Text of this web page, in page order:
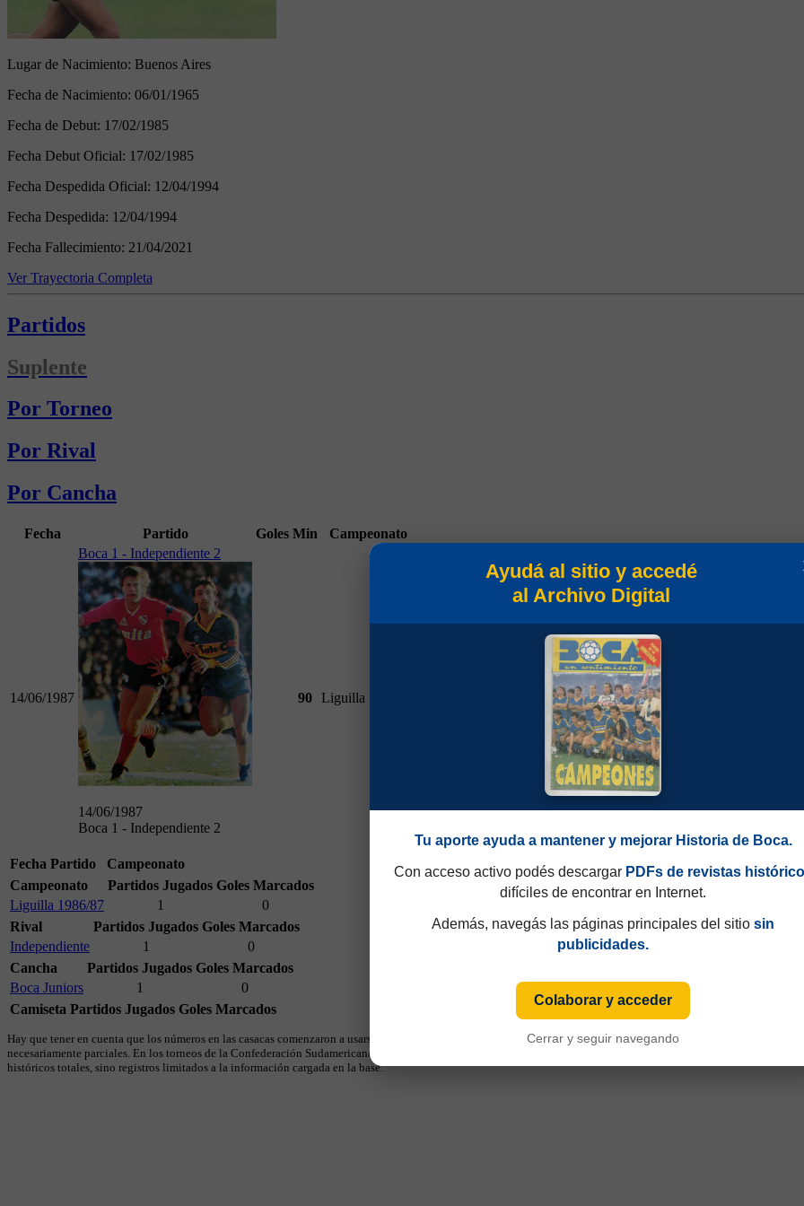
Lugar de Nacimiento: Buenos Aires
Fecha de Nacimiento: 06/01/1965
Fecha de Debut: 17/02/1985
Fecha Debut Oficial: 17/02/1985
Fecha Despedida Oficial: 12/04/1994
Fecha Despedida: 12/04/1994
Fecha Fallecimiento: 21/04/2021
Ver Trayectoria Completa
Partidos
Suplente
Por Torneo
Por Rival
Por Cancha
Fecha Partido Goles Min Campeonato
14/06/1987
Boca 1 - Independiente 2
14/06/1987
Boca 1 - Independiente 2
90 Liguilla 1986/87
Fecha Partido
Campeonato
Campeonato
Partidos Jugados Goles Marcados
Liguilla 1986/87
1
0
Rival
Partidos Jugados Goles Marcados
Independiente
1
0
Cancha
Partidos Jugados Goles Marcados
Boca Juniors
1
0
Camiseta Partidos Jugados Goles Marcados
Hay que tener en cuenta que los números en las casacas comenzaron a usarse en 1949 y que hasta 1997 eran consecutivos, no fijos. Esa información aparecía sólo
necesariamente parciales. En los torneos de la Confederación Sudamericana se utiliza numeración fija desde sus primeras ediciones y, cuando ese dato está
históricos totales, sino registros limitados a la información cargada en la base.
Ayudá al sitio y accedé
al Archivo Digital
Tu aporte ayuda a mantener y mejorar Historia de Boca.
Con acceso activo podés descargar PDFs de revistas
difíciles de encontrar en Internet.
Además, navegás las páginas principales del sitio sin
publicidades.
Colaborar y acceder
Cerrar y seguir navegando